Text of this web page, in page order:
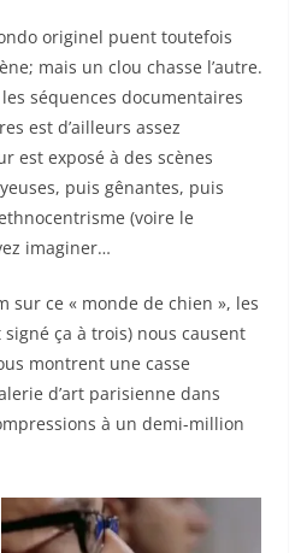
originel puent toutefois
mais un clou chasse l’autre.
séquences documentaires
est d’ailleurs assez
est exposé à des scènes
puis gênantes, puis
(voire le
imaginer…
sur ce « monde de chien », les
ça à trois) nous causent
montrent une casse
d’art parisienne dans
à un demi-million